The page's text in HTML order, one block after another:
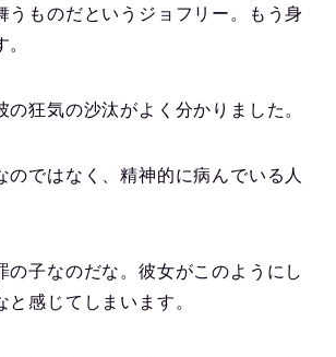
うものだというジョフリー。もう身
の狂気の沙汰がよく分かりました。
のではなく、精神的に病んでいる人
の子なのだな。彼女がこのようにし
感じてしまいます。